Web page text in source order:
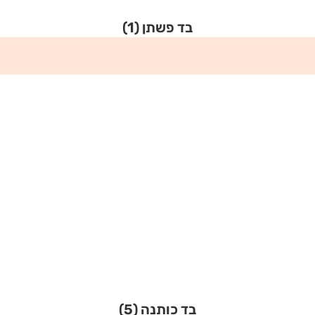
בד פשתן(1)
בד כותנה(5)